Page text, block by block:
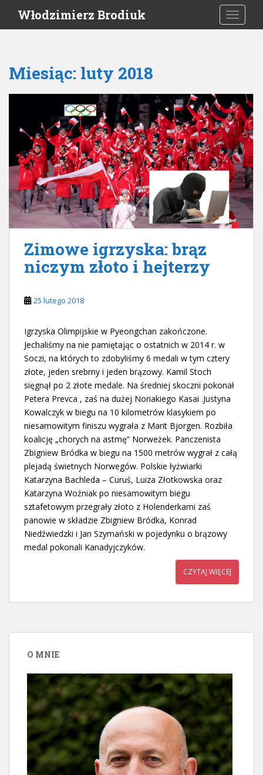
i
Włodzimierz Brodiuk
Miesiąc: luty 2018
Zimowe igrzyska: brąz
niczym złoto i hejterzy
25 lutego 2018
Igrzyska Olimpijskie w Pyeongchan zakończone.
Jechaliśmy na nie pamiętając o ostatnich w 2014 r. w
Soczi, na których to zdobyliśmy 6 medali w tym cztery
złote, jeden srebrny i jeden brązowy. Kamil Stoch
sięgnął po 2 złote medale. Na średniej skoczni pokonał
Petera Prevca , zaś na dużej Noriakiego Kasai .Justyna
Kowalczyk w biegu na 10 kilometrów klasykiem po
niesamowitym finiszu wygrała z Marit Bjorgen. Rozbiła
koalicję „chorych na astmę” Norweżek. Panczenista
Zbigniew Bródka w biegu na 1500 metrów wygrał z całą
plejadą świetnych Norwegów. Polskie łyżwiarki
Katarzyna Bachleda – Curuś, Luiza Złotkowska oraz
Katarzyna Woźniak po niesamowitym biegu
sztafetowym przegrały złoto z Holenderkami zaś
panowie w składzie Zbigniew Bródka, Konrad
Niedźwiedzki i Jan Szymański w pojedynku o brązowy
medal pokonali Kanadyjczyków.
CZYTAJ WIĘCEJ
O MNIE